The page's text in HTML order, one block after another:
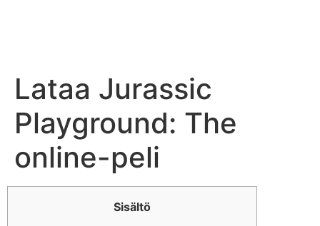
Lataa Jurassic
Playground: The
online-peli
Sisältö